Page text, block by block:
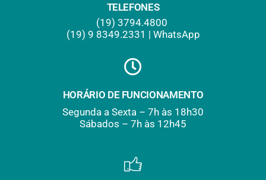
TELEFONES
(19) 3794.4800
(19) 9 8349.2331 | WhatsApp
HORÁRIO DE FUNCIONAMENTO
Segunda a Sexta – 7h às 18h30
Sábados – 7h às 12h45